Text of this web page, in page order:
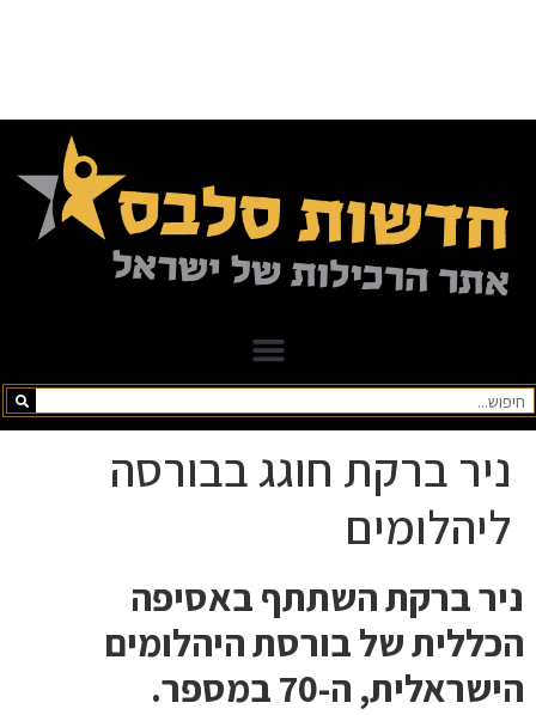
ניר ברקת חוגג בבורסה
ליהלומים
ניר ברקת השתתף באסיפה
הכללית של בורסת היהלומים
הישראלית, ה-70 במספר.